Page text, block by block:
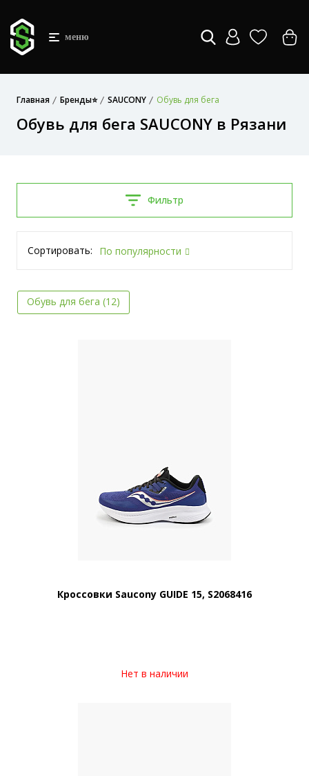
меню
Главная Бренды⭐ SAUCONY Обувь для бега
Обувь для бега SAUCONY в Рязани
Фильтр
Сортировать: По популярности
Обувь для бега (12)
Кроссовки Saucony GUIDE 15, S2068416
Нет в наличии